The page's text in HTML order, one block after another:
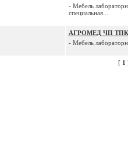
- Мебель
специальная...
АГРОМЕД ЧП
- Мебель
[ 1